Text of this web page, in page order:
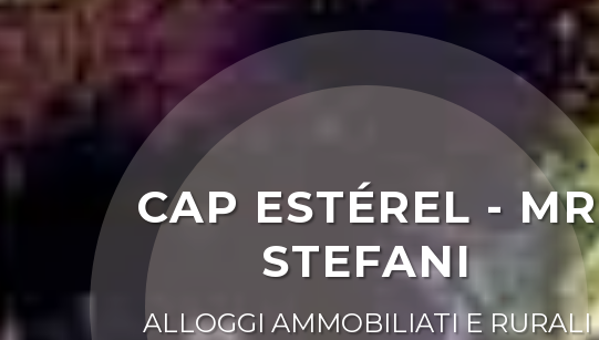
CAP ESTÉREL - MR
STEFANI
ALLOGGI AMMOBILIATI E RURALI